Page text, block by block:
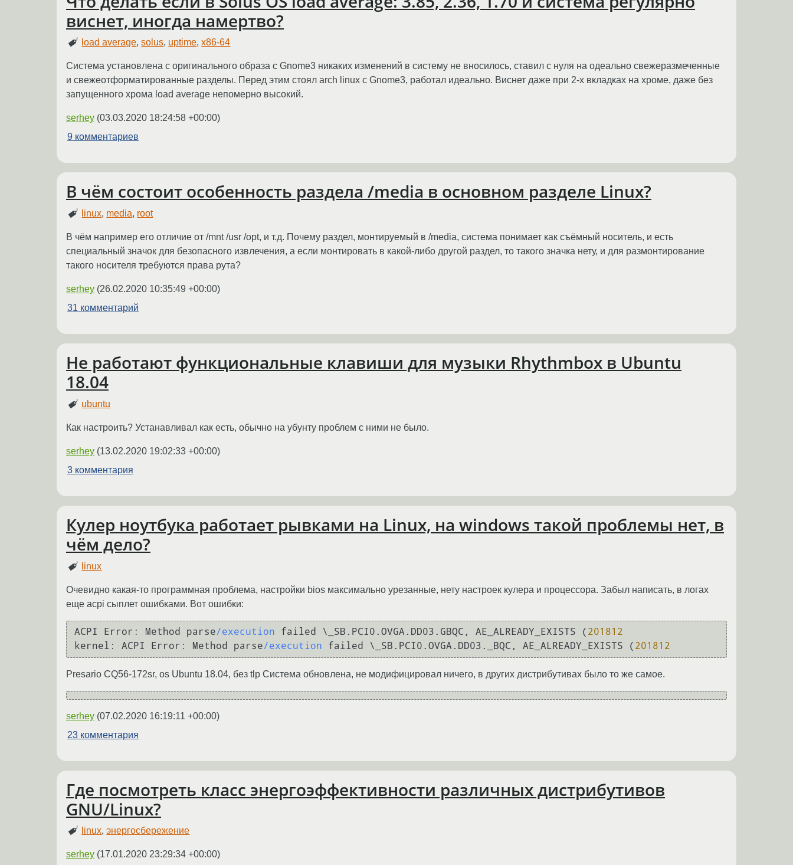
виснет, иногда намертво?
load average,solus, uptime,x86-64
Система установлена с оригинального образа с Gnome3 никаких изменений в систему не вносилось, ставил с нуля на одеально свежеразмеченные
и свежеотформатированные разделы. Перед этим стоял arch linux с Gnome3, работал идеально. Виснет даже при 2-х вкладках на хроме, даже без
запущенного хрома load average непомерно высокий.
serhey (03.03.2020 18:24:58 +00:00)
9 комментариев
В чём состоит особенность раздела /media в основном разделе Linux?
linux, media, root
В чём например его отличие от /mnt /usr /opt, и т.д. Почему раздел, монтируемый в /media, система понимает как съёмный носитель, и есть
специальный значок для безопасного извлечения, а если монтировать в какой-либо другой раздел, то такого значка нету, и для размонтирование
такого носителя требуются права рута?
serhey (26.02.2020 10:35:49 +00:00)
31 комментарий
Не работают функциональные клавиши для музыки Rhythmbox в Ubuntu
18.04
ubuntu
Как настроить? Устанавливал как есть, обычно на убунту проблем с ними не было.
serhey (13.02.2020 19:02:33 +00:00)
3 комментария
Кулер ноутбука работает рывками на Linux, на windows такой проблемы нет, в
чём дело?
linux
Очевидно какая-то программная проблема, настройки bios максимально урезанные, нету настроек кулера и процессора. Забыл написать, в логах
еще acpi сыплет ошибками. Вот ошибки:
ACPI Error: Method parse/execution failed \_SB.PCI0.OVGA.DD03.GBQC, AE_ALREADY_EXISTS ( 201812
kernel:
ACPI Error: Method parse/execution failed \_SB.PCI0.OVGA.DD03._BQC, AE_ALREADY_EXISTS ( 201812
Presario CQ56-172sr, os Ubuntu 18.04, без tlp Система обновлена, не модифицировал ничего, в других дистрибутивах было то же самое.
serhey (07.02.2020 16:19:11 +00:00)
23 комментария
Где посмотреть класс энергоэффективности различных дистрибутивов
GNU/Linux?
linux,энергосбережение
serhey (17.01.2020 23:29:34 +00:00)